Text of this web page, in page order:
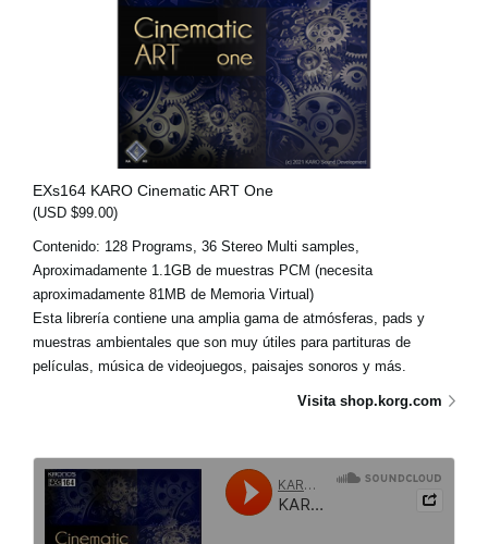
EXs164 KARO Cinematic ART One
(USD $99.00)
Contenido: 128 Programs, 36 Stereo Multi samples,
Aproximadamente 1.1GB de muestras PCM (necesita
aproximadamente 81MB de Memoria Virtual)
Esta librería contiene una amplia gama de atmósferas, pads y
muestras ambientales que son muy útiles para partituras de
películas, música de videojuegos, paisajes sonoros y más.
Visita shop.korg.com